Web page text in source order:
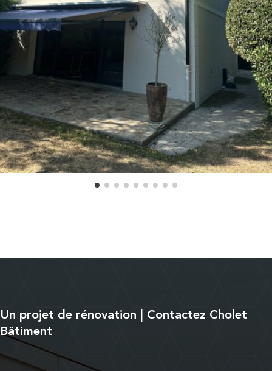
Un projet de rénovation | Contactez Cholet
Bâtiment